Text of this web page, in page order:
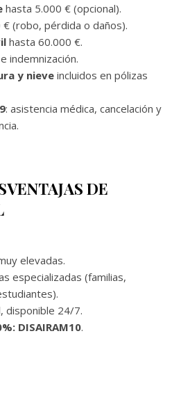
hasta 5.000 € (opcional).
(robo, pérdida o daños).
hasta 60.000 €.
e indemnización.
y nieve incluidos en pólizas
: asistencia médica, cancelación y
DE
elevadas.
especializadas (familias,
disponible 24/7.
DISAIRAM10.